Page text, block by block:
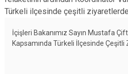
İçişleri Bakanımız Sayın Mustafa
Kapsamında Türkeli İlçesinde